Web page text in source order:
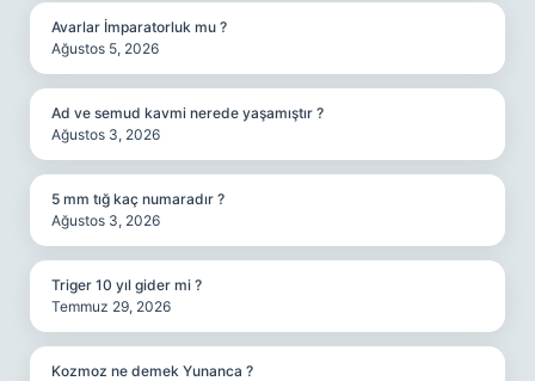
Avarlar İmparatorluk mu ?
Ağustos 5, 2026
Ad ve semud kavmi nerede yaşamıştır ?
Ağustos 3, 2026
5 mm tığ kaç numaradır ?
Ağustos 3, 2026
Triger 10 yıl gider mi ?
Temmuz 29, 2026
Kozmoz ne demek Yunanca ?